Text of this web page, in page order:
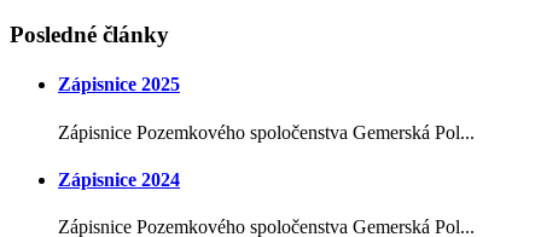
Posledné články
Zápisnice 2025
Zápisnice Pozemkového spoločenstva Gemerská Pol...
Zápisnice 2024
Zápisnice Pozemkového spoločenstva Gemerská Pol...